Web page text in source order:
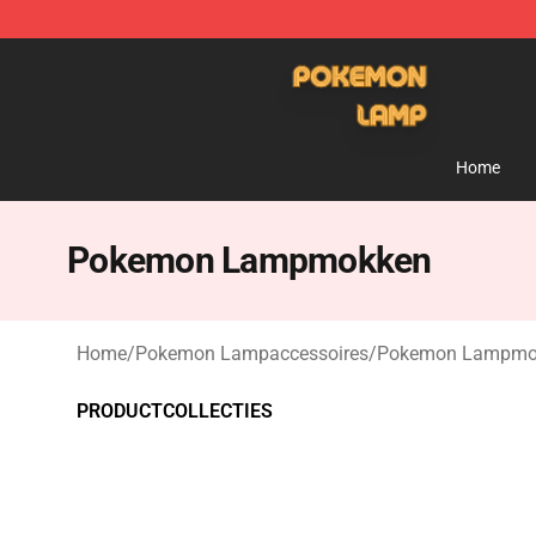
Home
Pokemon Lampmokken
Home/Pokemon Lampaccessoires/Pokemon
PRODUCTCOLLECTIES